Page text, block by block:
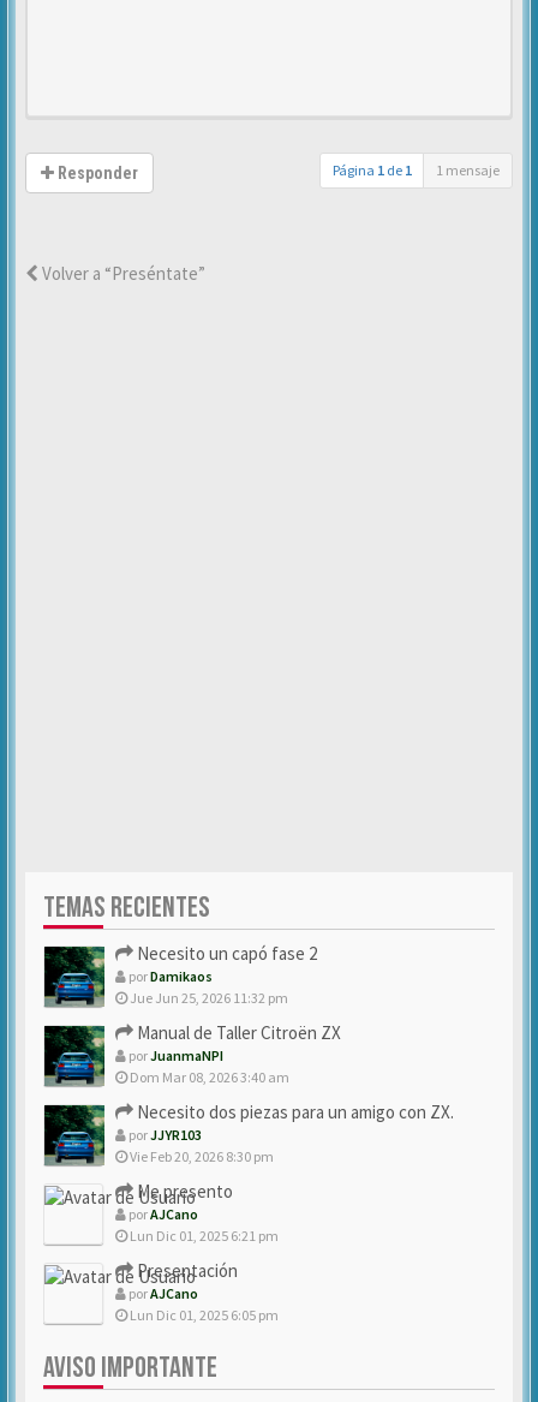
Responder Página 1 de 1 1 mensaje
Volver a “Preséntate”
TEMAS RECIENTES
Necesito un capó fase 2
porDamikaos
Jue Jun 25, 2026 11:32 pm
Manual de Taller Citroën ZX
porJuanmaNPI
Dom Mar 08, 2026 3:40 am
Necesito dos piezas para un amigo con ZX.
porJJYR103
Vie Feb 20, 2026 8:30 pm
Me presento
porAJCano
Lun Dic 01, 2025 6:21 pm
Presentación
porAJCano
Lun Dic 01, 2025 6:05 pm
AVISO IMPORTANTE